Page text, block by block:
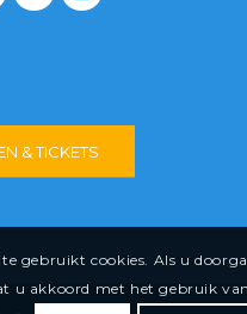
& TICKETS
gebruikt cookies. Als u
u akkoord met het gebruik